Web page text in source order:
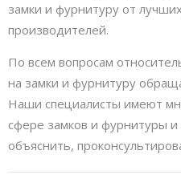
замки и фурнитуру от
производителей.
По всем вопросам
на замки и фурнитуру
Наши специалисты имеют
сфере замков и фурнитуры и
объяснить,